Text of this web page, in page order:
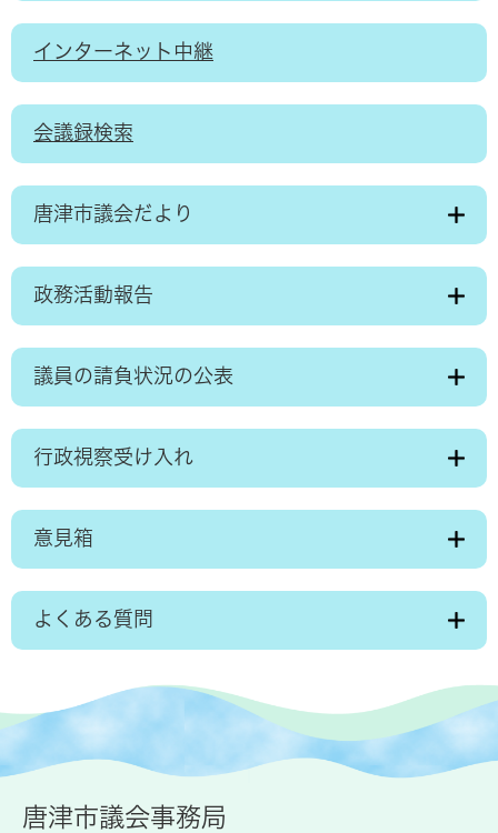
インターネット中継
会議録検索
唐津市議会だより
政務活動報告
議員の請負状況の公表
行政視察受け入れ
意見箱
よくある質問
唐津市議会事務局